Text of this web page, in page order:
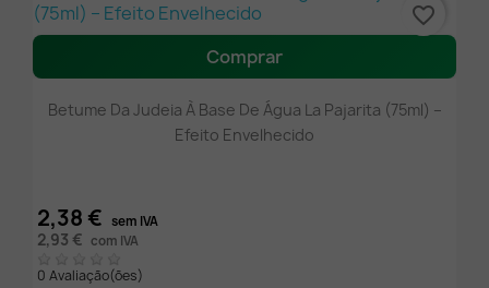
Comprar
Betume Da Judeia À Base De Água La Pajarita (75ml) –
Efeito Envelhecido
2,38 € sem IVA
2,93 € com IVA
0 Avaliação(ões)
favorite_border